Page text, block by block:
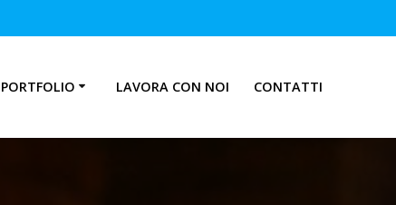
PORTFOLIO LAVORA CON NOI CONTATTI